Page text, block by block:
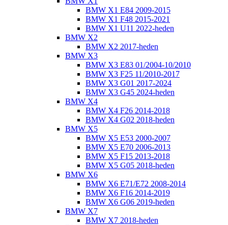
BMW X1 E84 2009-2015
BMW X1 F48 2015-2021
BMW X1 U11 2022-heden
BMW X2
BMW X2 2017-heden
BMW X3
BMW X3 E83 01/2004-10/2010
BMW X3 F25 11/2010-2017
BMW X3 G01 2017-2024
BMW X3 G45 2024-heden
BMW X4
BMW X4 F26 2014-2018
BMW X4 G02 2018-heden
BMW X5
BMW X5 E53 2000-2007
BMW X5 E70 2006-2013
BMW X5 F15 2013-2018
BMW X5 G05 2018-heden
BMW X6
BMW X6 E71/E72 2008-2014
BMW X6 F16 2014-2019
BMW X6 G06 2019-heden
BMW X7
BMW X7 2018-heden